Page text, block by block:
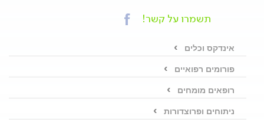
תשמרו על קשר!
אינדקס וכלים
פורומים רפואיים
רופאים מומחים
ניתוחים ופרוצדורות